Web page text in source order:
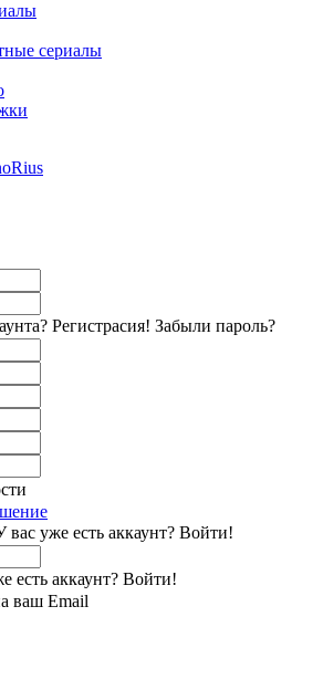
сериалы
Регистраcия! Забыли пароль?
вас уже есть аккаунт? Войти!
есть аккаунт? Войти!
ваш Email